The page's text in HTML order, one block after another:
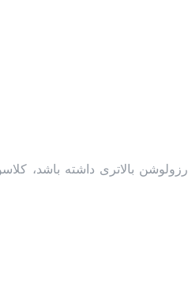
بالاتری داشته باشد،